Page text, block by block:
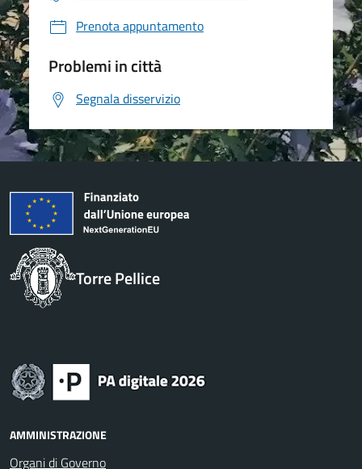
Prenota appuntamento
Problemi in città
Segnala disservizio
Torre Pellice
AMMINISTRAZIONE
Organi di Governo